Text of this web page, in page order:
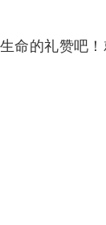
命的礼赞吧